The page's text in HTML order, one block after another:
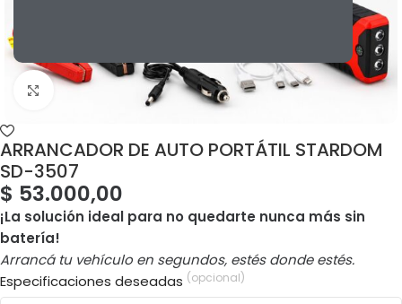
ARRANCADOR DE AUTO PORTÁTIL STARDOM
SD-3507
$ 53.000,00
¡La solución ideal para no quedarte nunca más sin
batería!
Arrancá tu vehículo en segundos, estés donde estés.
Especificaciones deseadas (opcional)